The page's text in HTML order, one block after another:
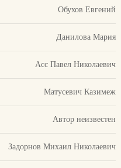
Обухов Евгений
Данилова Мария
Асс Павел Николаевич
Матусевич Казимеж
Автор неизвестен
Задорнов Михаил Николаевич